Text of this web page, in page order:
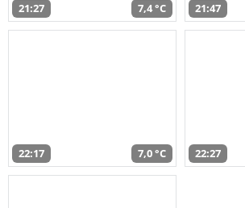
21:27 7,4 °C 21:47
22:17 7,0 °C 22:27